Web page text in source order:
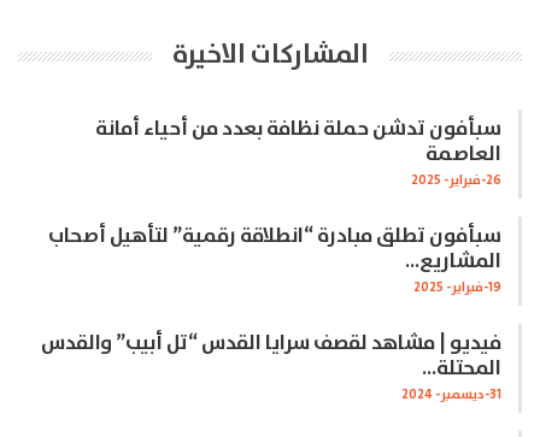
المشاركات الاخيرة
سبأفون تدشن حملة نظافة بعدد من أحياء أمانة
العاصمة
26-فبراير- 2025
سبأفون تطلق مبادرة “انطلاقة رقمية” لتأهيل أصحاب
المشاريع…
19-فبراير- 2025
فيديو | مشاهد لقصف سرايا القدس “تل أبيب” والقدس
المحتلة…
31-ديسمبر- 2024